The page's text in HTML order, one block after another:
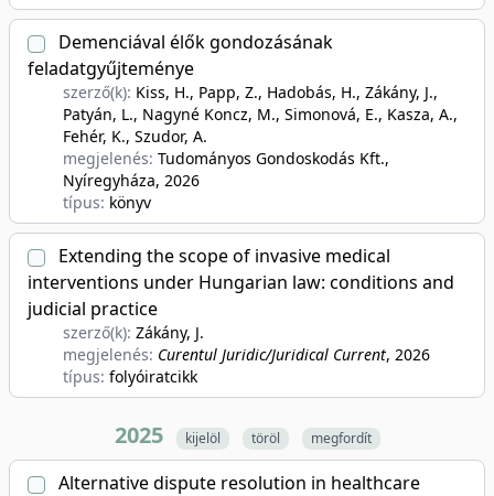
Demenciával élők gondozásának
feladatgyűjteménye
szerző(k): Kiss, H., Papp, Z., Hadobás, H., Zákány, J.,
Patyán, L., Nagyné Koncz, M., Simonová, E., Kasza, A.,
Fehér, K., Szudor, A.
megjelenés: Tudományos Gondoskodás Kft.,
Nyíregyháza, 2026
típus: könyv
Extending the scope of invasive medical
interventions under Hungarian law: conditions and
judicial practice
szerző(k): Zákány, J.
megjelenés: Curentul Juridic/Juridical Current, 2026
típus: folyóiratcikk
2025 kijelöl töröl megfordít
Alternative dispute resolution in healthcare